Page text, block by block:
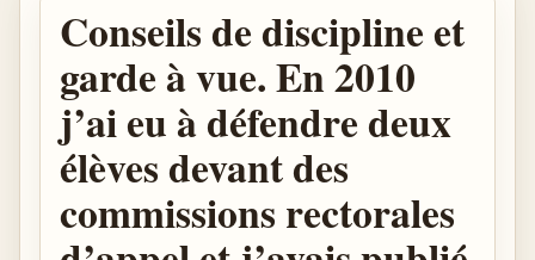
Conseils de discipline et
garde à vue. En 2010
j’ai eu à défendre deux
élèves devant des
commissions rectorales